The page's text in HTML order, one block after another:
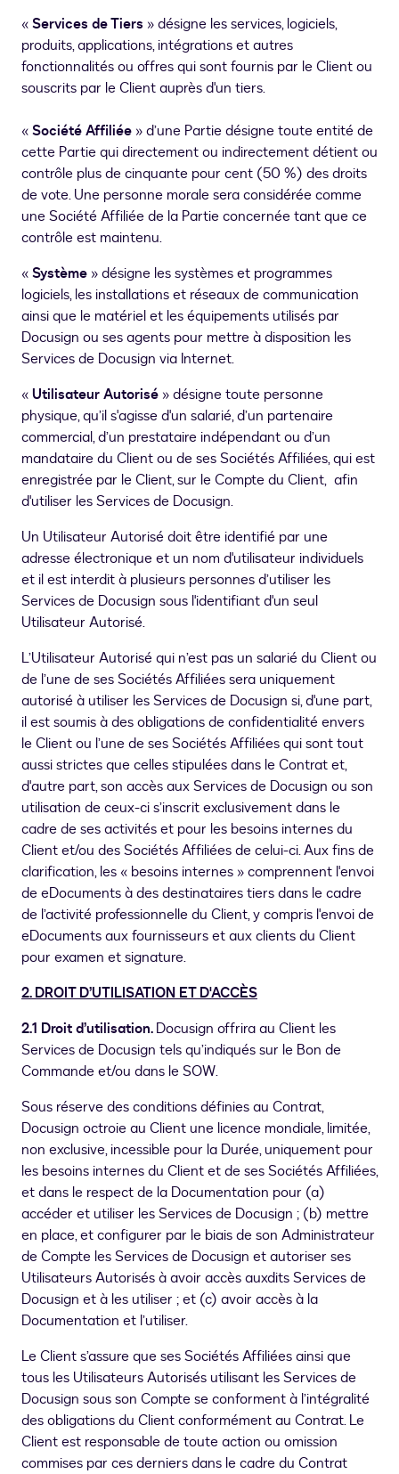
«Services de Tiers » désigne les services, logiciels,
produits, applications, intégrations et autres
fonctionnalités ou offres qui sont fournis par le Client ou
souscrits par le Client auprès d'un tiers.
«Société Affiliée » d’une Partie désigne toute entité de
cette Partie qui directement ou indirectement détient ou
contrôle plus de cinquante pour cent (50 %) des droits
de vote. Une personne morale sera considérée comme
une Société Affiliée de la Partie concernée tant que ce
contrôle est maintenu.
«Système » désigne les systèmes et programmes
logiciels, les installations et réseaux de communication
ainsi que le matériel et les équipements utilisés par
Docusign ou ses agents pour mettre à disposition les
Services de Docusign via Internet.
«Utilisateur Autorisé » désigne toute personne
physique, qu’il s'agisse d'un salarié, d’un partenaire
commercial, d’un prestataire indépendant ou d’un
mandataire du Client ou de ses Sociétés Affiliées, qui est
enregistrée par le Client, sur le Compte du Client, afin
d'utiliser les Services de Docusign.
Un Utilisateur Autorisé doit être identifié par une
adresse électronique et un nom d'utilisateur individuels
et il est interdit à plusieurs personnes d’utiliser les
Services de Docusign sous l'identifiant d'un seul
Utilisateur Autorisé.
L’Utilisateur Autorisé qui n’est pas un salarié du Client ou
de l’une de ses Sociétés Affiliées sera uniquement
autorisé à utiliser les Services de Docusign si, d'une part,
il est soumis à des obligations de confidentialité envers
le Client ou l’une de ses Sociétés Affiliées qui sont tout
aussi strictes que celles stipulées dans le Contrat et,
d'autre part, son accès aux Services de Docusign ou son
utilisation de ceux-ci s’inscrit exclusivement dans le
cadre de ses activités et pour les besoins internes du
Client et/ou des Sociétés Affiliées de celui-ci. Aux fins de
clarification, les « besoins internes » comprennent l'envoi
de eDocuments à des destinataires tiers dans le cadre
de l’activité professionnelle du Client, y compris l'envoi de
eDocuments aux fournisseurs et aux clients du Client
pour examen et signature.
2. DROIT D’UTILISATION ET D'ACCÈS
2.1 Droit d’utilisation.Docusign offrira au Client les
Services de Docusign tels qu’indiqués sur le Bon de
Commande et/ou dans le SOW.
Sous réserve des conditions définies au Contrat,
Docusign octroie au Client une licence mondiale, limitée,
non exclusive, incessible pour la Durée, uniquement pour
les besoins internes du Client et de ses Sociétés Affiliées,
et dans le respect de la Documentation pour (a)
accéder et utiliser les Services de Docusign ; (b) mettre
en place, et configurer par le biais de son Administrateur
de Compte les Services de Docusign et autoriser ses
Utilisateurs Autorisés à avoir accès auxdits Services de
Docusign et à les utiliser ; et (c) avoir accès à la
Documentation et l’utiliser.
Le Client s’assure que ses Sociétés Affiliées ainsi que
tous les Utilisateurs Autorisés utilisant les Services de
Docusign sous son Compte se conforment à l’intégralité
des obligations du Client conformément au Contrat. Le
Client est responsable de toute action ou omission
commises par ces derniers dans le cadre du Contrat